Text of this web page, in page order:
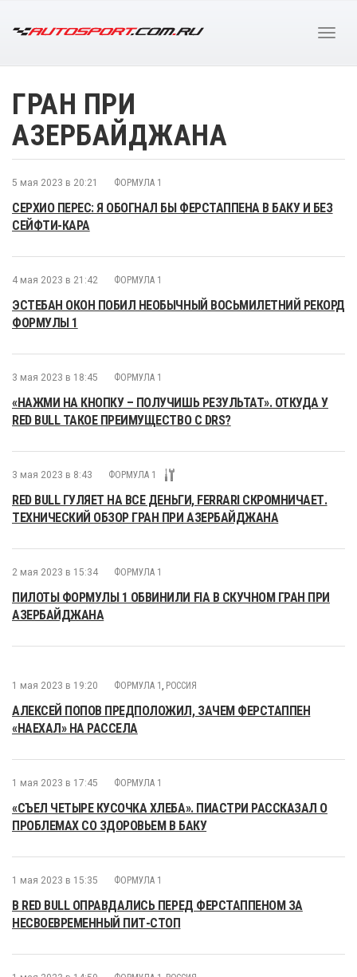
ГРАН ПРИ
АЗЕРБАЙДЖАНА
5 мая 2023 в 20:21 ФОРМУЛА 1
СЕРХИО ПЕРЕС: Я ОБОГНАЛ БЫ ФЕРСТАППЕНА В БАКУ И БЕЗ
СЕЙФТИ-КАРА
4 мая 2023 в 21:42 ФОРМУЛА 1
ЭСТЕБАН ОКОН ПОБИЛ НЕОБЫЧНЫЙ ВОСЬМИЛЕТНИЙ РЕКОРД
ФОРМУЛЫ 1
3 мая 2023 в 18:45 ФОРМУЛА 1
«НАЖМИ НА КНОПКУ – ПОЛУЧИШЬ РЕЗУЛЬТАТ». ОТКУДА У
RED BULL ТАКОЕ ПРЕИМУЩЕСТВО С DRS?
3 мая 2023 в 8:43 ФОРМУЛА 1
RED BULL ГУЛЯЕТ НА ВСЕ ДЕНЬГИ, FERRARI СКРОМНИЧАЕТ.
ТЕХНИЧЕСКИЙ ОБЗОР ГРАН ПРИ АЗЕРБАЙДЖАНА
2 мая 2023 в 15:34 ФОРМУЛА 1
ПИЛОТЫ ФОРМУЛЫ 1 ОБВИНИЛИ FIA В СКУЧНОМ ГРАН ПРИ
АЗЕРБАЙДЖАНА
1 мая 2023 в 19:20 ФОРМУЛА 1 , РОССИЯ
АЛЕКСЕЙ ПОПОВ ПРЕДПОЛОЖИЛ, ЗАЧЕМ ФЕРСТАППЕН
«НАЕХАЛ» НА РАССЕЛА
1 мая 2023 в 17:45 ФОРМУЛА 1
«СЪЕЛ ЧЕТЫРЕ КУСОЧКА ХЛЕБА». ПИАСТРИ РАССКАЗАЛ О
ПРОБЛЕМАХ СО ЗДОРОВЬЕМ В БАКУ
1 мая 2023 в 15:35 ФОРМУЛА 1
В RED BULL ОПРАВДАЛИСЬ ПЕРЕД ФЕРСТАППЕНОМ ЗА
НЕСВОЕВРЕМЕННЫЙ ПИТ-СТОП